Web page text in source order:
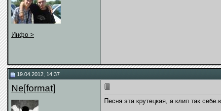
Инфо >
19.04.2012, 14:37
Ne[format]
Песня эта крутецкая, а клип так